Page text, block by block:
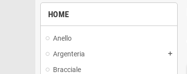
HOME
Anello
Argenteria
Bracciale